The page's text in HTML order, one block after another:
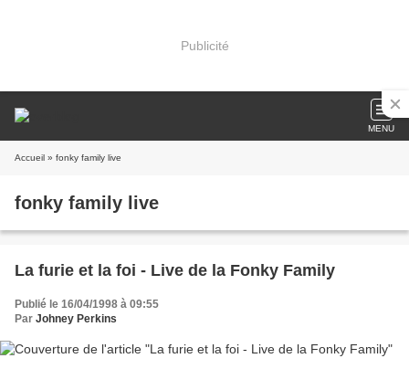
Publicité
MENU
Accueil » fonky family live
fonky family live
La furie et la foi - Live de la Fonky Family
Publié le 16/04/1998 à 09:55
Par Johney Perkins